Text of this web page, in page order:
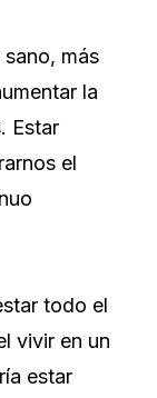
más
la
Estar
el
todo el
vivir en un
estar